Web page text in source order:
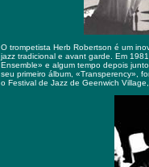
O trompetista Herb Robertson é um
jazz tradicional e avant garde. Em
Ensemble» e algum tempo depois
seu primeiro álbum, «Transperency»,
o Festival de Jazz de Geenwich